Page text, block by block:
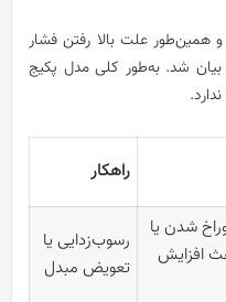
و همین‌طور علت بالا رفتن فشار
بیان شد. به‌طور کلی مدل پکیج
راهکار
شدن یا
افزایش
رسوب‌زدایی یا
تعویض مبدل